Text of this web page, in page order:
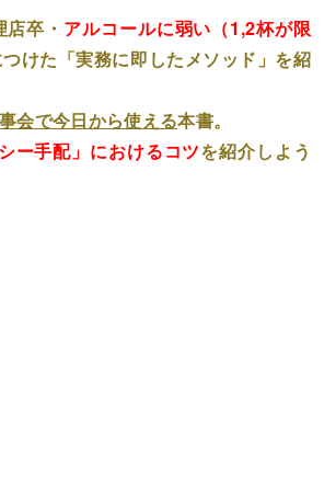
卒・ アルコールに弱い（1,2杯が限
けた「実務に即したメソッド」を紹
会で今日から使える本書。
ー手配」におけるコツを紹介しよう